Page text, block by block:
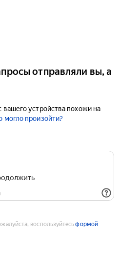
отправляли вы, а
устройства похожи на
могло произойти?
воспользуйтесьформой